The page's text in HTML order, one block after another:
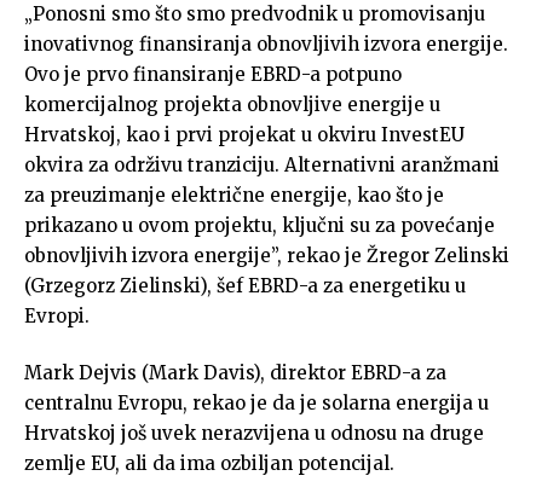
„Ponosni smo što smo predvodnik u promovisanju
inovativnog finansiranja obnovljivih izvora energije.
Ovo je prvo finansiranje EBRD-a potpuno
komercijalnog projekta obnovljive energije u
Hrvatskoj, kao i prvi projekat u okviru InvestEU
okvira za održivu tranziciju. Alternativni aranžmani
za preuzimanje električne energije, kao što je
prikazano u ovom projektu, ključni su za povećanje
obnovljivih izvora energije”, rekao je Žregor Zelinski
(Grzegorz Zielinski), šef EBRD-a za energetiku u
Evropi.
Mark Dejvis (Mark Davis), direktor EBRD-a za
centralnu Evropu, rekao je da je solarna energija u
Hrvatskoj još uvek nerazvijena u odnosu na druge
zemlje EU, ali da ima ozbiljan potencijal.